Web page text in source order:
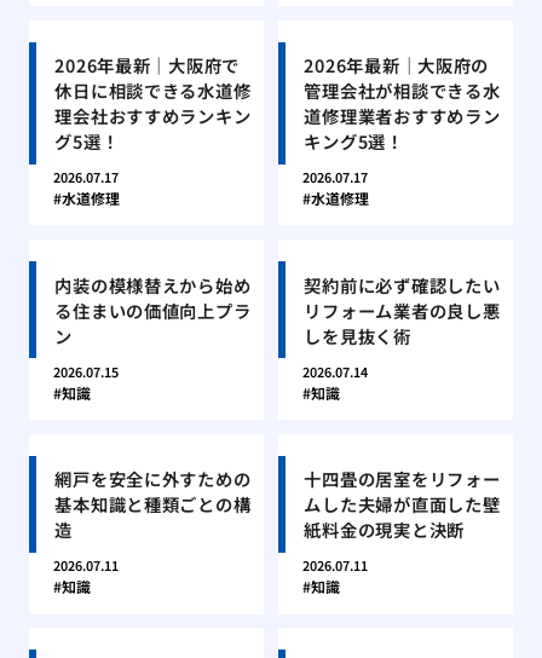
2026年最新｜大阪府で
休日に相談できる水道修
理会社おすすめランキン
グ5選！
2026.07.17
水道修理
2026年最新｜大阪府の
管理会社が相談できる水
道修理業者おすすめラン
キング5選！
2026.07.17
水道修理
内装の模様替えから始め
る住まいの価値向上プラ
ン
2026.07.15
知識
契約前に必ず確認したい
リフォーム業者の良し悪
しを見抜く術
2026.07.14
知識
網戸を安全に外すための
基本知識と種類ごとの構
造
2026.07.11
知識
十四畳の居室をリフォー
ムした夫婦が直面した壁
紙料金の現実と決断
2026.07.11
知識